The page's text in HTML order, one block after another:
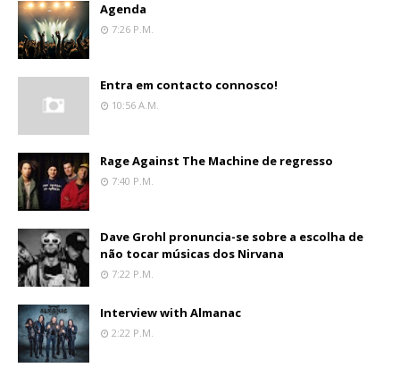
Agenda
7:26 P.m.
Entra em contacto connosco!
10:56 A.m.
Rage Against The Machine de regresso
7:40 P.m.
Dave Grohl pronuncia-se sobre a escolha de
não tocar músicas dos Nirvana
7:22 P.m.
Interview with Almanac
2:22 P.m.